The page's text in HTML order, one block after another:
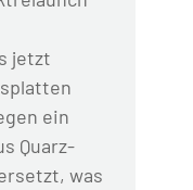
jetzt
ein
Quarz-
was